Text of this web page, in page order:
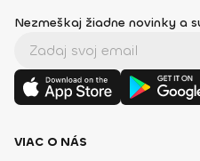
Nezmeškaj žiadne novinky a
VIAC O NÁS